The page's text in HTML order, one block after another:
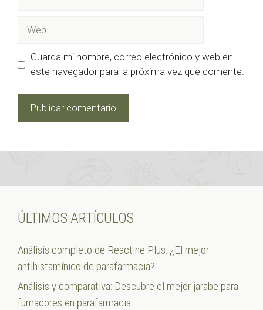
Guarda mi nombre, correo electrónico y web en
este navegador para la próxima vez que comente.
ÚLTIMOS ARTÍCULOS
Análisis completo de Reactine Plus: ¿El mejor
antihistamínico de parafarmacia?
Análisis y comparativa: Descubre el mejor jarabe para
fumadores en parafarmacia